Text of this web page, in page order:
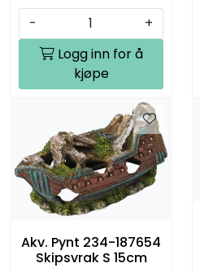
-
+
Logg inn for å
kjøpe
Akv. Pynt 234-187654
Skipsvrak S 15cm